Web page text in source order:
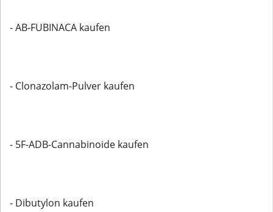
- AB-FUBINACA kaufen
- Clonazolam-Pulver kaufen
- 5F-ADB-Cannabinoide kaufen
- Dibutylon kaufen